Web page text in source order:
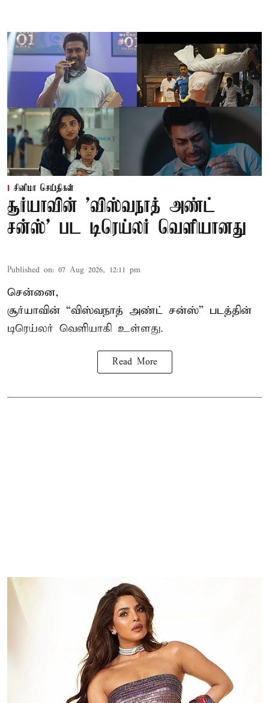
சினிமா செய்திகள்
சூர்யாவின் 'விஸ்வநாத் அண்ட்
சன்ஸ்' பட டிரெய்லர் வெளியானது
Published on: 07 Aug 2026, 12:11 pm
சென்னை,
சூர்யாவின் “விஸ்வநாத் அண்ட் சன்ஸ்” படத்தின்
டிரெய்லர் வெளியாகி உள்ளது.
Read More